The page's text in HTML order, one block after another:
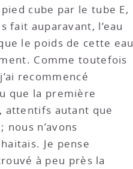
cube par le tube E,
fait auparavant, l’eau
le poids de cette eau
Comme toutefois
recommencé
que la première
attentifs autant que
n’avons
Je pense
à peu près la